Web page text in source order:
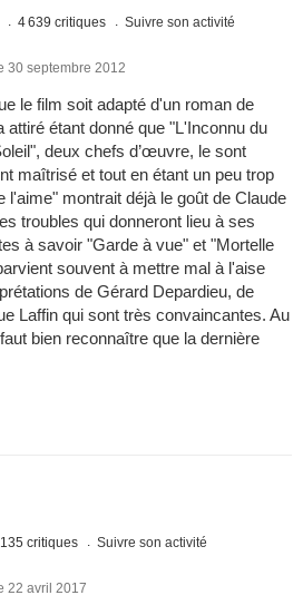
4 639 critiques Suivre son activité
30 septembre 2012
le film soit adapté d'un roman de
étant donné que "L'Inconnu du
deux chefs d’œuvre, le sont
maîtrisé et tout en étant un peu trop
l'aime" montrait déjà le goût de Claude
troubles qui donneront lieu à ses
à savoir "Garde à vue" et "Mortelle
souvent à mettre mal à l'aise
de Gérard Depardieu, de
Laffin qui sont très convaincantes. Au
bien reconnaître que la dernière
135 critiques Suivre son activité
22 avril 2017